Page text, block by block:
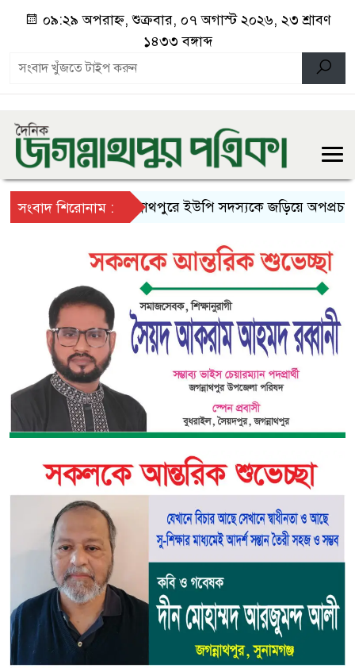
০৯:২৯ অপরাহ্ন, শুক্রবার, ০৭ অগাস্ট ২০২৬, ২৩ শ্রাবণ
১৪৩৩ বঙ্গাব্দ
সংবাদ শিরোনাম :জগন্নাথপুরে ইউপি সদস্যকে জড়িয়ে অপপ্রচারের